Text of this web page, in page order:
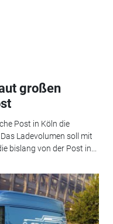
großen
Post in Köln die
Ladevolumen soll mit
bislang von der Post in...